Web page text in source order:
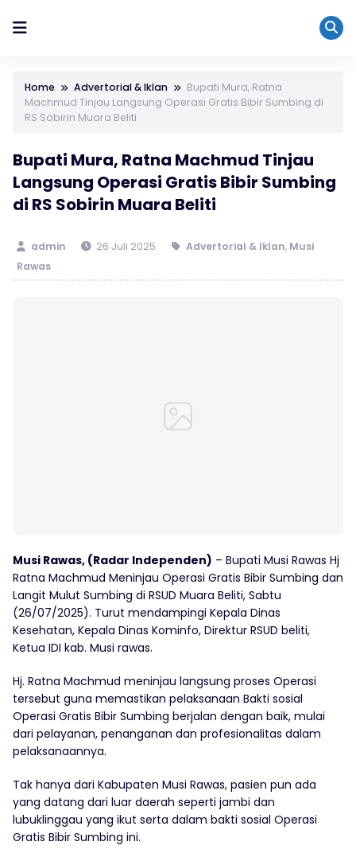
Home Advertorial & Iklan
Bupati Mura, Ratna
Machmud Tinjau Langsung Operasi Gratis Bibir Sumbing di
RS Sobirin Muara Beliti
Bupati Mura, Ratna Machmud Tinjau
Langsung Operasi Gratis Bibir Sumbing
di RS Sobirin Muara Beliti
admin 26 Juli 2025 Advertorial & Iklan, Musi
Rawas
Musi Rawas, (Radar Independen) – Bupati Musi Rawas Hj
Ratna Machmud Meninjau Operasi Gratis Bibir Sumbing dan
Langit Mulut Sumbing di RSUD Muara Beliti, Sabtu
(26/07/2025). Turut mendampingi Kepala Dinas
Kesehatan, Kepala Dinas Kominfo, Direktur RSUD beliti,
Ketua IDI kab. Musi rawas.
Hj. Ratna Machmud meninjau langsung proses Operasi
tersebut guna memastikan pelaksanaan Bakti sosial
Operasi Gratis Bibir Sumbing berjalan dengan baik, mulai
dari pelayanan, penanganan dan profesionalitas dalam
pelaksanaannya.
Tak hanya dari Kabupaten Musi Rawas, pasien pun ada
yang datang dari luar daerah seperti jambi dan
lubuklinggau yang ikut serta dalam bakti sosial Operasi
Gratis Bibir Sumbing ini.